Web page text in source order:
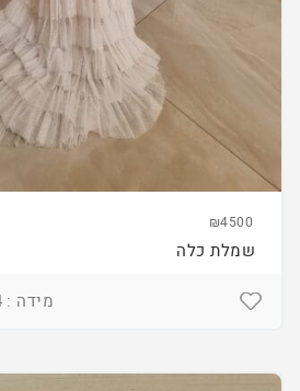
₪4500
שמלת כלה
מידה : 34, 36, 38, 40, 42, 44